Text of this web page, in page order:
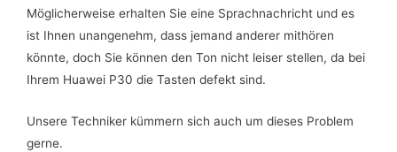
Möglicherweise erhalten Sie eine Sprachnachricht und es
ist Ihnen unangenehm, dass jemand anderer mithören
könnte, doch Sie können den Ton nicht leiser stellen, da bei
Ihrem Huawei P30 die Tasten defekt sind.
Unsere Techniker kümmern sich auch um dieses Problem
gerne.